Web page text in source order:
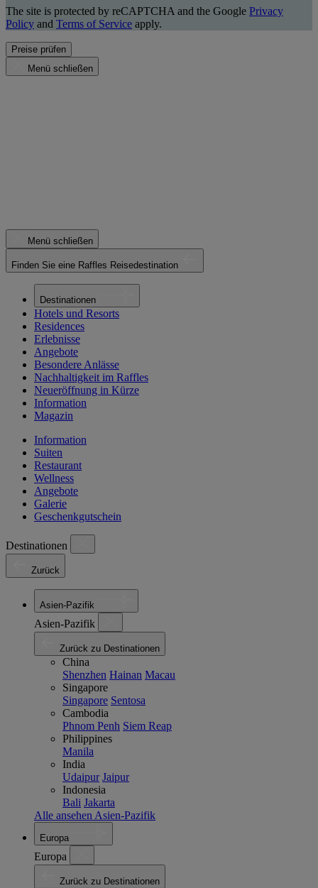
The site is protected by reCAPTCHA and the Google Privacy
Policy and Terms of Service apply.
Preise prüfen
Menü schließen
Menü schließen
Finden Sie eine Raffles Reisedestination
Destinationen
Hotels und Resorts
Residences
Erlebnisse
Angebote
Besondere Anlässe
Nachhaltigkeit im Raffles
Neueröffnung in Kürze
Information
Magazin
Information
Suiten
Restaurant
Wellness
Angebote
Galerie
Geschenkgutschein
Destinationen
Zurück
Asien-Pazifik
Asien-Pazifik
Zurück zu Destinationen
China
Shenzhen Hainan Macau
Singapore
Singapore Sentosa
Cambodia
Phnom Penh Siem Reap
Philippines
Manila
India
Udaipur Jaipur
Indonesia
Bali Jakarta
Alle ansehen Asien-Pazifik
Europa
Europa
Zurück zu Destinationen